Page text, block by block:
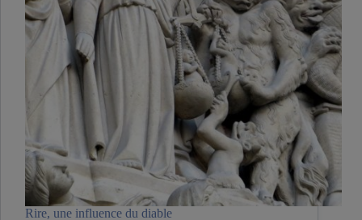
Rire, une influence du diable